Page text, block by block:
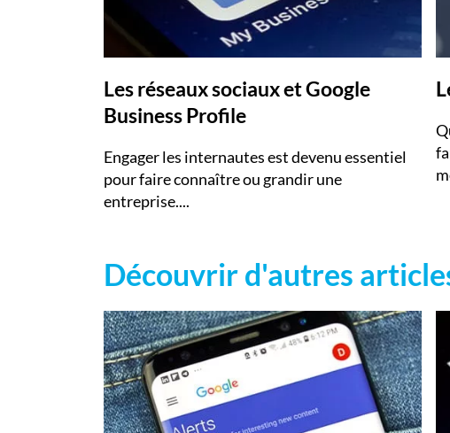
Les réseaux sociaux et Google
Business Profile
Engager les internautes est devenu essentiel
pour faire connaître ou grandir une
entreprise....
Découvrir d'autres